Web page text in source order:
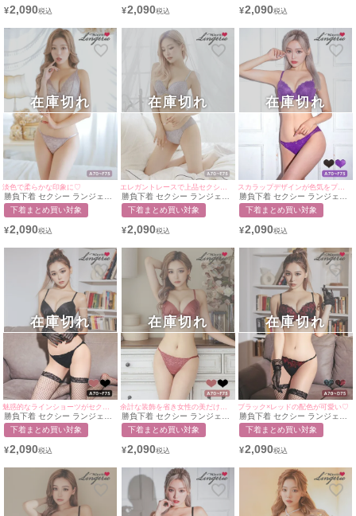
ト
¥2,090 ¥2,090 ¥2,090
淡色で柔らかな印象に♡
勝負下着 セクシー ランジェリ
ー シアーフラワーレース三角
ブラ＆ラインショーツ2点セッ
下着まとめ買い対象
¥2,090
在庫切れ
勝負下着 セクシー ランジェリ
ー_ 総フラワー刺繍脇高ブラ＆
シアーショーツ2点セット
下着まとめ買い対象
¥2,090
在庫切れ
勝負下着 セクシー ランジェリ
ー 総刺繍フラワーレースシア
ーブラ＆ショーツ2点セット
下着まとめ買い対象
¥2,090
在庫切れ
勝負下着 セクシー ランジェリ
ー サテンギャザーデザインサ
イドレースブラ＆ショーツ2点
下着まとめ買い対象
¥2,090
在庫切れ
勝負下着 セクシー ランジェリ
ー 古典的 ビジュー付きワンカ
ラーサテンレースカップブラ＆
下着まとめ買い対象
¥2,090
在庫切れ
ブラック×レッドの配色が可愛い♡
勝負下着 セクシー ランジェリ
ー バラ柄刺繍スカラップレー
スライン脇高ブラジャー＆ショ
下着まとめ買い対象
¥2,090
在庫切れ